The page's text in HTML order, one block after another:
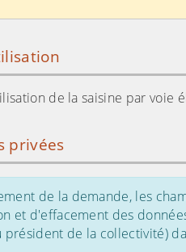
de la saisine par voie
privées
de la demande, les
et d'effacement des
de la collectivité)